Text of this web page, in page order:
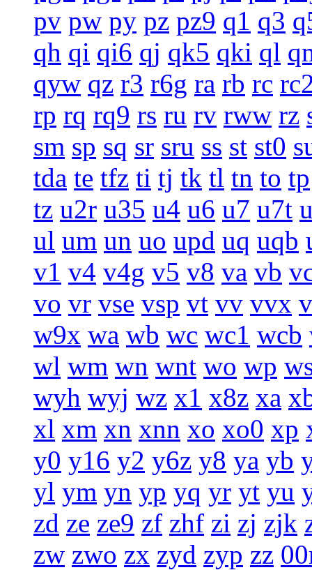
pv pw py pz pz9 q1 q3
qh qi qi6 qj qk5 qki ql
qyw qz r3 r6g ra rb rc
rp rq rq9 rs ru rv rww rz
sm sp sq sr sru ss st st0
tda te tfz ti tj tk tl tn to tp
tz u2r u35 u4 u6 u7 u7t
ul um un uo upd uq uqb
v1 v4 v4g v5 v8 va vb
vo vr vse vsp vt vv vvx
w9x wa wb wc wc1 wcb
wl wm wn wnt wo wp
wyh wyj wz x1 x8z xa
xl xm xn xnn xo xo0 xp
y0 y16 y2 y6z y8 ya yb
yl ym yn yp yq yr yt yu
zd ze ze9 zf zhf zi zj zjk
zw zwo zx zyd zyp zz